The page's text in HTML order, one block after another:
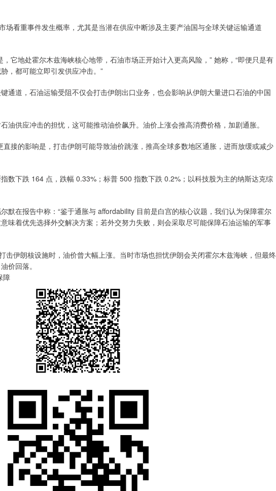
看重事件发生概率，尤其是当潜在供应中断涉及主要产油国与全球关键运输通道
地处霍尔木兹海峡核心地带，石油市场正开始计入更高风险，” 她称，“即便只是有
，都可能立即引发供应冲击。”
道，石油运输受阻不仅会打击伊朗出口业务，也会影响从伊朗大量进口石油的中国
供应冲击的担忧，这可能推动油价飙升。油价上涨会推高消费价格，加剧通胀。
接的影响是，打击伊朗可能导致油价跳涨，推高全球多数地区通胀，进而放缓或减少
下跌 164 点，跌幅 0.33%；标普 500 指数下跌 0.2%；以科技股为主的纳斯达克综
在报告中称：“鉴于通胀与 affordability 目前是白宫的核心议题，我们认为保障霍尔
味着优先选择外交解决方案；若外交努力失败，则会采取尽可能保障石油运输的军事
伊朗核设施时，油价曾大幅上涨。当时市场也担忧伊朗会关闭霍尔木兹海峡，但最终
价回落。
障